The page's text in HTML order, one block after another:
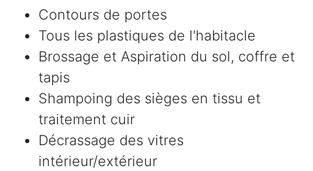
Contours de portes
Tous les plastiques de l'habitacle
Brossage et Aspiration du sol, coffre et
tapis
Shampoing des sièges en tissu et
traitement cuir
Décrassage des vitres
intérieur/extérieur